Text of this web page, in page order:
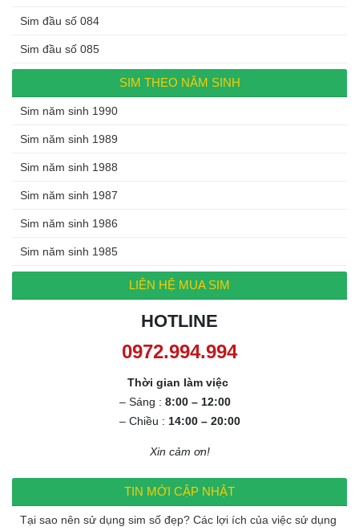
Sim đầu số 084
Sim đầu số 085
SIM THEO NĂM SINH
Sim năm sinh 1990
Sim năm sinh 1989
Sim năm sinh 1988
Sim năm sinh 1987
Sim năm sinh 1986
Sim năm sinh 1985
LIÊN HỆ MUA SIM
HOTLINE
0972.994.994
Thời gian làm việc
– Sáng : 8:00 – 12:00
– Chiều : 14:00 – 20:00
Xin cảm ơn!
TIN MỚI CẬP NHẬT
Tại sao nên sử dụng sim số đẹp? Các lợi ích của việc sử dụng